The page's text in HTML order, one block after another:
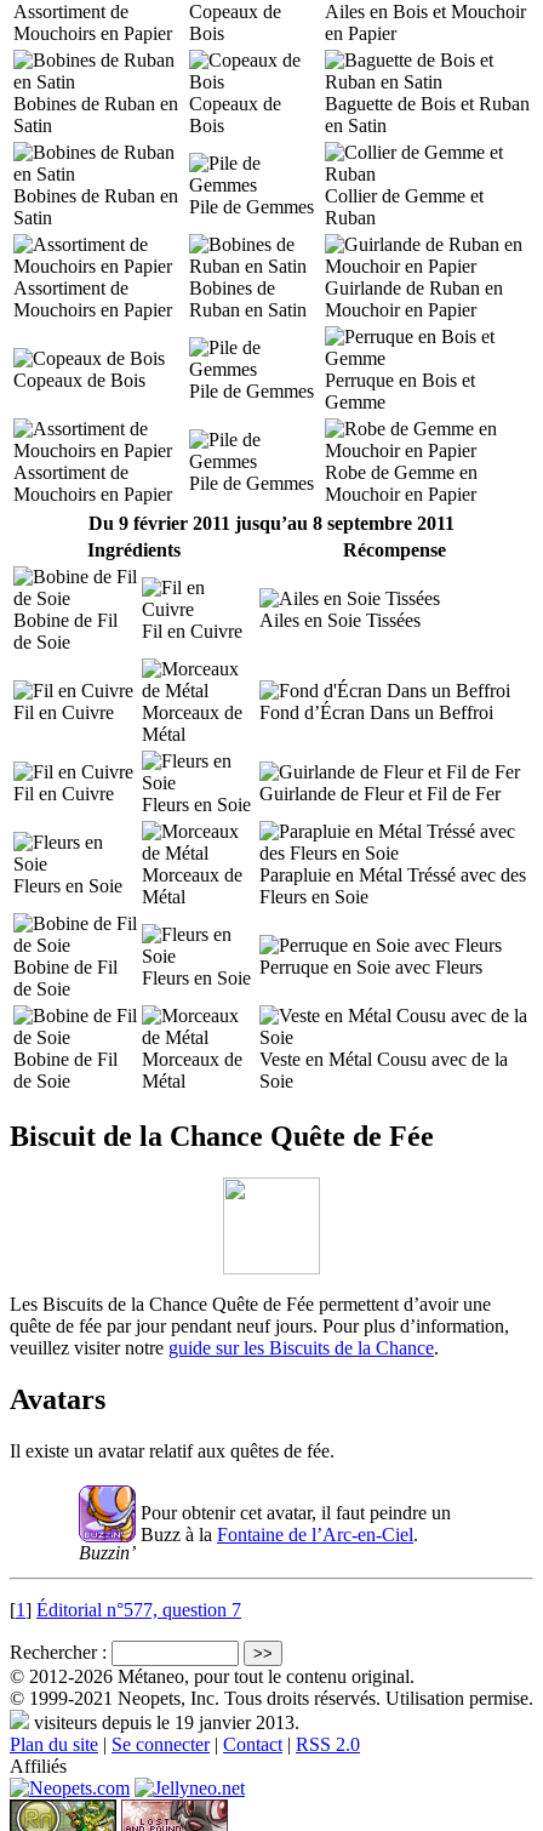
Assortiment de
Mouchoirs en Papier
Copeaux de
Bois
Ailes en Bois et Mouchoir
en Papier
Bobines de Ruban en
Satin
Copeaux de
Bois
Baguette de Bois et Ruban
en Satin
Bobines de Ruban en
Satin
Pile de Gemmes
Collier de Gemme et
Ruban
Assortiment de
Mouchoirs en Papier
Bobines de
Ruban en Satin
Guirlande de Ruban en
Mouchoir en Papier
Copeaux de Bois
Pile de Gemmes
Perruque en Bois et
Gemme
Assortiment de
Mouchoirs en Papier
Pile de Gemmes
Robe de Gemme en
Mouchoir en Papier
Du 9 février 2011 jusqu’au 8 septembre 2011
Ingrédients
Récompense
Bobine de Fil
de Soie
Fil en Cuivre
Ailes en Soie Tissées
Fil en Cuivre
Morceaux de
Métal
Fond d’Écran Dans un Beffroi
Fil en Cuivre
Fleurs en Soie
Guirlande de Fleur et Fil de Fer
Fleurs en Soie
Morceaux de
Métal
Parapluie en Métal Tréssé avec des
Fleurs en Soie
Bobine de Fil
de Soie
Fleurs en Soie
Perruque en Soie avec Fleurs
Bobine de Fil
de Soie
Morceaux de
Métal
Veste en Métal Cousu avec de la
Soie
Biscuit de la Chance Quête de Fée
Les Biscuits de la Chance Quête de Fée permettent d’avoir une
quête de fée par jour pendant neuf jours. Pour plus d’information,
veuillez visiter notre guide sur les Biscuits de la Chance.
Avatars
Il existe un avatar relatif aux quêtes de fée.
Buzzin’
Pour obtenir cet avatar, il faut peindre un
Buzz à la Fontaine de l’Arc-en-Ciel.
[1] Éditorial n°577, question 7
Rechercher :
© 2012-2026 Métaneo, pour tout le contenu original.
© 1999-2021 Neopets, Inc. Tous droits réservés. Utilisation permise.
visiteurs depuis le 19 janvier 2013.
Plan du site | Se connecter| Contact | RSS 2.0
Affiliés